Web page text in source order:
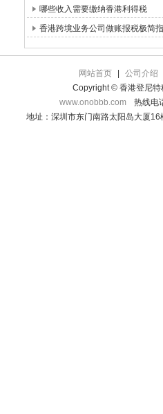
哪些收入需要缴纳香港利得税
香港跨境业务公司做账报税极简
网站首页
公司介绍
Copyright © 香港登尼特
www.onobbb.com
热线电
地址：深圳市东门南路太阳岛大厦